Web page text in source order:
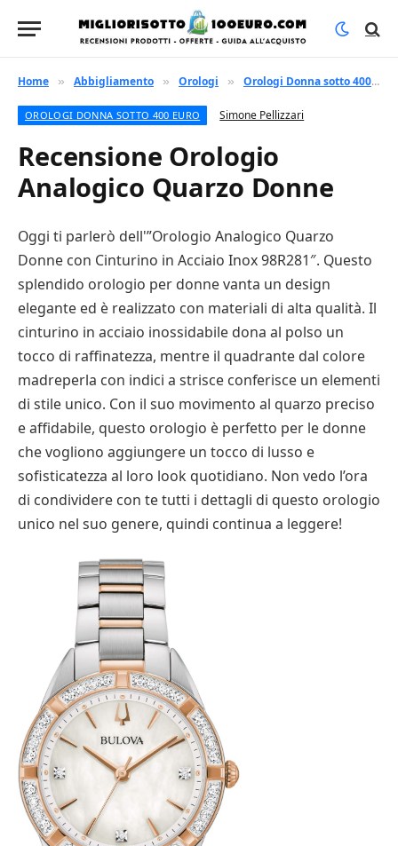
Home » Abbigliamento » Orologi » Orologi Donna sotto 400 euro
OROLOGI DONNA SOTTO 400 EURO Simone Pellizzari
Recensione Orologio
Analogico Quarzo Donne
Oggi ti parlerò dell'”Orologio Analogico Quarzo
Donne con Cinturino in Acciaio Inox 98R281″. Questo
splendido orologio per donne vanta un design
elegante ed è realizzato con materiali di alta qualità. Il
cinturino in acciaio inossidabile dona al polso un
tocco di raffinatezza, mentre il quadrante dal colore
madreperla con indici a strisce conferisce un elementi
di stile unico. Con il suo movimento al quarzo preciso
e affidabile, questo orologio è perfetto per le donne
che vogliono aggiungere un tocco di lusso e
sofisticatezza al loro look quotidiano. Non vedo l’ora
di condividere con te tutti i dettagli di questo orologio
unico nel suo genere, quindi continua a leggere!